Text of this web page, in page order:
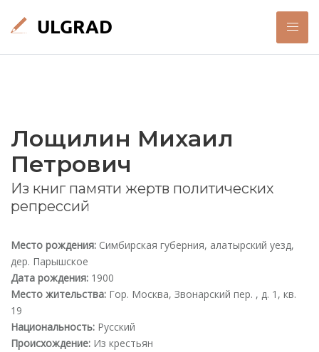
Лощилин Михаил
Петрович
Из книг памяти жертв политических
репрессий
Место рождения: Симбирская губерния, алатырский уезд,
дер. Парышское
Дата рождения: 1900
Место жительства: Гор. Москва, Звонарский пер. , д. 1, кв.
19
Национальность: Русский
Происхождение: Из крестьян